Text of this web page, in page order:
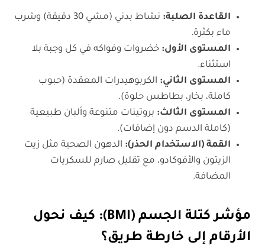
القاعدة الصلبة:
نشاط بدني (مشي 30 دقيقة) وشرب
ماء بكثرة.
المستوى الأول: خضروات وفواكه في كل وجبة بلا
استثناء.
المستوى الثاني: الكربوهيدرات المعقدة (حبوب
كاملة، بخار، بطاطس حلوة).
المستوى الثالث: بروتينات متنوعة وألبان طبيعية
(كاملة الدسم دون إضافات).
القمة (الاستخدام الحذر): الدهون الصحية مثل زيت
الزيتون والأفوكادو، مع تقليل صارم للسكريات
المضافة.
مؤشر كتلة الجسم (BMI)
: كيف نحول
الأرقام إلى خارطة طريق؟